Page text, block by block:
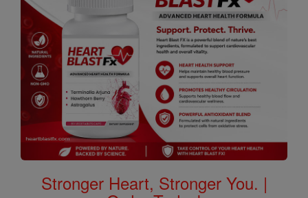
Stronger Heart, Stronger You. |